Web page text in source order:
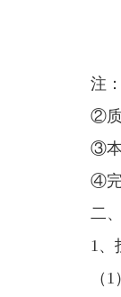
注
②质
③本
④完
二
1、
（